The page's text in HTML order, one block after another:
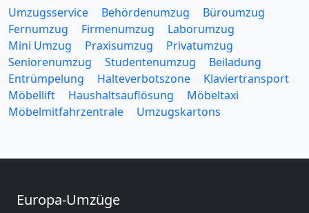
Umzugsservice Behördenumzug
Büroumzug
Fernumzug
Firmenumzug
Laborumzug
Mini Umzug
Praxisumzug
Privatumzug
Seniorenumzug
Studentenumzug
Beiladung
Entrümpelung
Halteverbotszone
Klaviertransport
Möbellift
Haushaltsauflösung
Möbeltaxi
Möbelmitfahrzentrale
Umzugskartons
Europa-Umzüge